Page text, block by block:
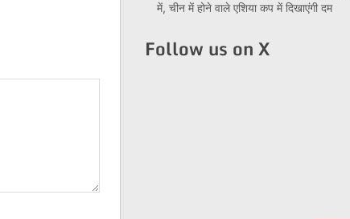
में, चीन में होने वाले एशिया कप में दिखाएंगी दम
Follow us on X